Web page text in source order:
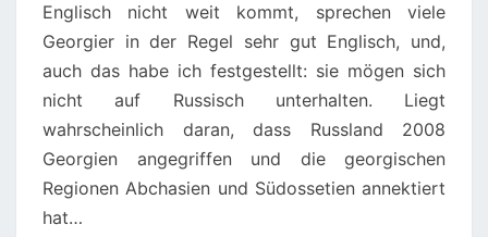
Englisch nicht weit kommt, sprechen viele
Georgier in der Regel sehr gut Englisch, und,
auch das habe ich festgestellt: sie mögen sich
nicht auf Russisch unterhalten. Liegt
wahrscheinlich daran, dass Russland 2008
Georgien angegriffen und die georgischen
Regionen Abchasien und Südossetien annektiert
hat…